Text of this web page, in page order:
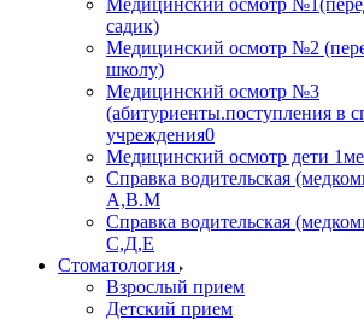
Медицинский осмотр
садик)
Медицинский осмотр №2
школу)
Медицинский осмотр №3
(абитуриенты.поступления в
учреждения0
Медицинский осмотр дети
Справка водительская
А,В.М
Справка водительская
С,Д,Е
Стоматология
Взрослый прием
Детский прием